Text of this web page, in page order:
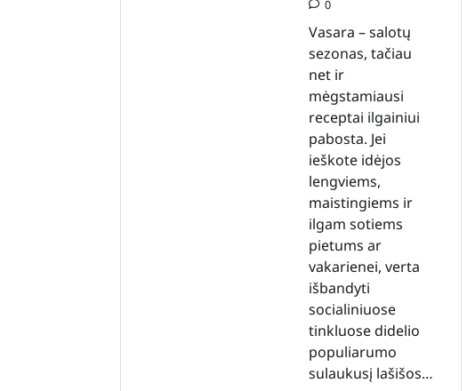
0
Vasara – salotų
sezonas, tačiau
net ir
mėgstamiausi
receptai ilgainiui
pabosta. Jei
ieškote idėjos
lengviems,
maistingiems ir
ilgam sotiems
pietums ar
vakarienei, verta
išbandyti
socialiniuose
tinkluose didelio
populiarumo
sulaukusį lašišos…